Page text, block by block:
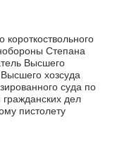
короткоствольного
Степана
Высшего
хозсуда
суда по
дел
пистолету